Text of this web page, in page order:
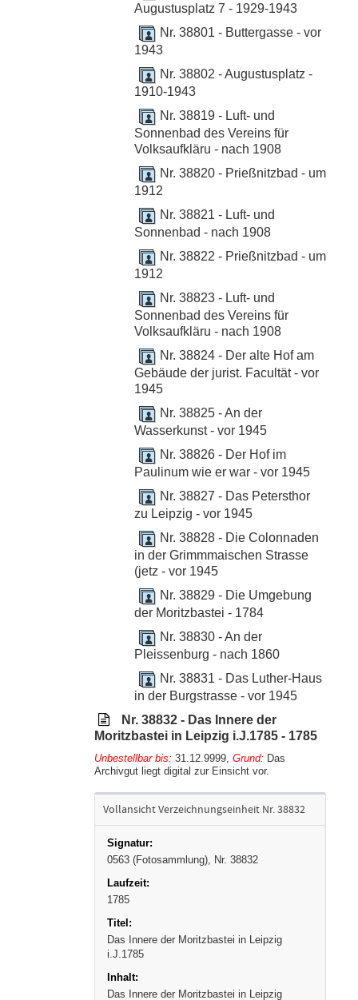
Augustusplatz 7 - 1929-1943
Nr. 38801 - Buttergasse - vor
1943
Nr. 38802 - Augustusplatz -
1910-1943
Nr. 38819 - Luft- und
Sonnenbad des Vereins für
Volksaufkläru - nach 1908
Nr. 38820 - Prießnitzbad - um
1912
Nr. 38821 - Luft- und
Sonnenbad - nach 1908
Nr. 38822 - Prießnitzbad - um
1912
Nr. 38823 - Luft- und
Sonnenbad des Vereins für
Volksaufkläru - nach 1908
Nr. 38824 - Der alte Hof am
Gebäude der jurist. Facultät - vor
1945
Nr. 38825 - An der
Wasserkunst - vor 1945
Nr. 38826 - Der Hof im
Paulinum wie er war - vor 1945
Nr. 38827 - Das Petersthor
zu Leipzig - vor 1945
Nr. 38828 - Die Colonnaden
in der Grimmmaischen Strasse
(jetz - vor 1945
Nr. 38829 - Die Umgebung
der Moritzbastei - 1784
Nr. 38830 - An der
Pleissenburg - nach 1860
Nr. 38831 - Das Luther-Haus
in der Burgstrasse - vor 1945
Nr. 38832 - Das Innere der
Moritzbastei in Leipzig i.J.1785 - 1785
Unbestellbar bis: 31.12.9999 Grund: Das
Archivgut liegt digital zur Einsicht vor.
Vollansicht Verzeichnungseinheit Nr. 38832
0563 (Fotosammlung), Nr. 38832
1785
Das Innere der Moritzbastei in Leipzig
i.J.1785
Das Innere der Moritzbastei in Leipzig